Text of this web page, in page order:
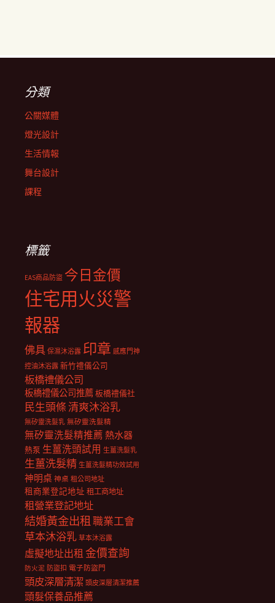
分類
公關媒體
燈光設計
生活情報
舞台設計
課程
標籤
EAS商品防盜 今日金價
住宅用火災警
報器
佛具 保濕沐浴露 印章 感應門神
控油沐浴露 新竹禮儀公司
板橋禮儀公司
板橋禮儀公司推薦板橋禮儀社
民生頭條清爽沐浴乳
無矽靈洗髮乳 無矽靈洗髮精
無矽靈洗髮精推薦 熱水器
熱泵 生薑洗頭試用 生薑洗髮乳
生薑洗髮精 生薑洗髮精功效試用
神明桌 神桌 租公司地址
租商業登記地址 租工商地址
租營業登記地址
結婚黃金出租職業工會
草本沐浴乳 草本沐浴露
虛擬地址出租 金價查詢
防火泥 防盜扣 電子防盜門
頭皮深層清潔 頭皮深層清潔推薦
頭髮保養品推薦